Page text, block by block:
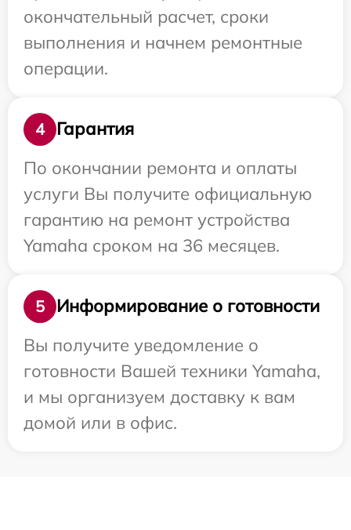
окончательный расчет, сроки
выполнения и начнем ремонтные
операции.
4
Гарантия
По окончании ремонта и оплаты
услуги Вы получите официальную
гарантию на ремонт устройства
Yamaha сроком на 36 месяцев.
5
Информирование о готовности
Вы получите уведомление о
готовности Вашей техники Yamaha,
и мы организуем доставку к вам
домой или в офис.